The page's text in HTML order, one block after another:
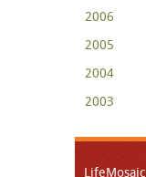
2006
2005
2004
2003
LifeMosaic